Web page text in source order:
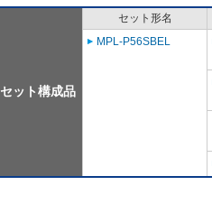
セット構成品
セット形名
MPL-P56SBEL